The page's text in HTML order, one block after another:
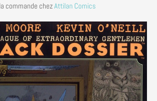
commande chezAttilan Comics